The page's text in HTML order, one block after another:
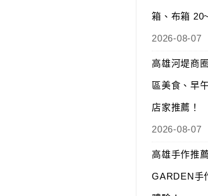
箱、布箱
2026-08-07
高雄河堤商
區美食、早
店家推薦！
2026-08-07
高雄手作推
GARDEN手